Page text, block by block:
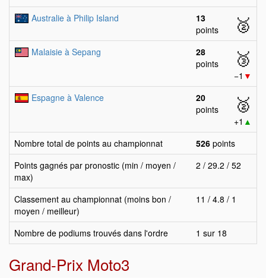
Australie à Philip Island
13
points
🥈
Malaisie à Sepang
28
points
🥉
−1 ▼
Espagne à Valence
20
points
🥈
+1 ▲
Nombre total de points au championnat
526 points
Points gagnés par pronostic (min / moyen /
max)
2 / 29.2 / 52
Classement au championnat (moins bon /
moyen / meilleur)
11 / 4.8 / 1
Nombre de podiums trouvés dans l'ordre 1 sur 18
Grand-Prix Moto3